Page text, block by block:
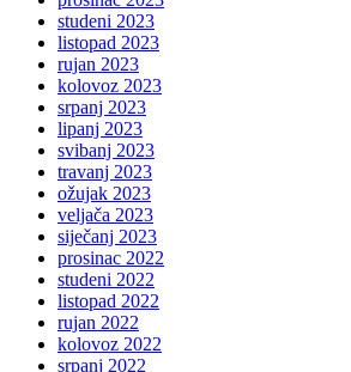
studeni 2023
listopad 2023
rujan 2023
kolovoz 2023
srpanj 2023
lipanj 2023
svibanj 2023
travanj 2023
ožujak 2023
veljača 2023
siječanj 2023
prosinac 2022
studeni 2022
listopad 2022
rujan 2022
kolovoz 2022
srpanj 2022